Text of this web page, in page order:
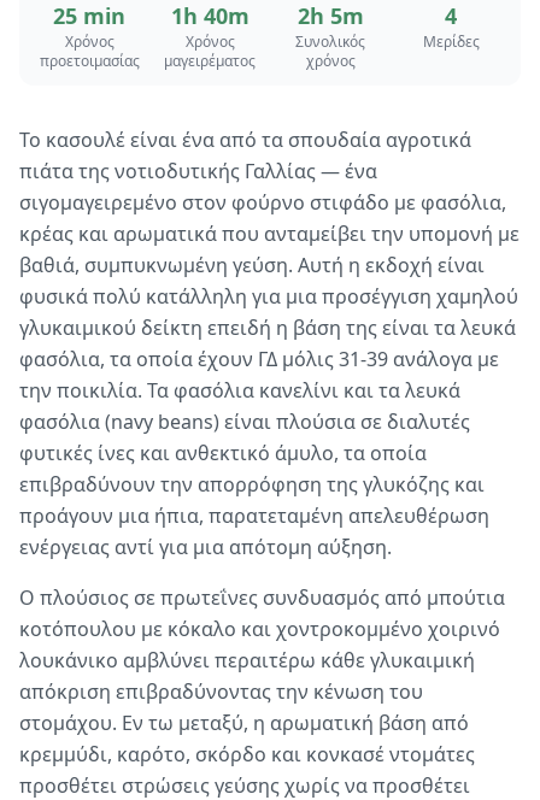
25 min
Χρόνος
προετοιμασίας
1h 40m
Χρόνος
μαγειρέματος
2h 5m
Συνολικός
χρόνος
4
Μερίδες
Το κασουλέ είναι ένα από τα σπουδαία αγροτικά
πιάτα της νοτιοδυτικής Γαλλίας — ένα
σιγομαγειρεμένο στον φούρνο στιφάδο με φασόλια,
κρέας και αρωματικά που ανταμείβει την υπομονή με
βαθιά, συμπυκνωμένη γεύση. Αυτή η εκδοχή είναι
φυσικά πολύ κατάλληλη για μια προσέγγιση χαμηλού
γλυκαιμικού δείκτη επειδή η βάση της είναι τα λευκά
φασόλια, τα οποία έχουν ΓΔ μόλις 31-39 ανάλογα με
την ποικιλία. Τα φασόλια κανελίνι και τα λευκά
φασόλια (navy beans) είναι πλούσια σε διαλυτές
φυτικές ίνες και ανθεκτικό άμυλο, τα οποία
επιβραδύνουν την απορρόφηση της γλυκόζης και
προάγουν μια ήπια, παρατεταμένη απελευθέρωση
ενέργειας αντί για μια απότομη αύξηση.
Ο πλούσιος σε πρωτεΐνες συνδυασμός από μπούτια
κοτόπουλου με κόκαλο και χοντροκομμένο χοιρινό
λουκάνικο αμβλύνει περαιτέρω κάθε γλυκαιμική
απόκριση επιβραδύνοντας την κένωση του
στομάχου. Εν τω μεταξύ, η αρωματική βάση από
κρεμμύδι, καρότο, σκόρδο και κονκασέ ντομάτες
προσθέτει στρώσεις γεύσης χωρίς να προσθέτει